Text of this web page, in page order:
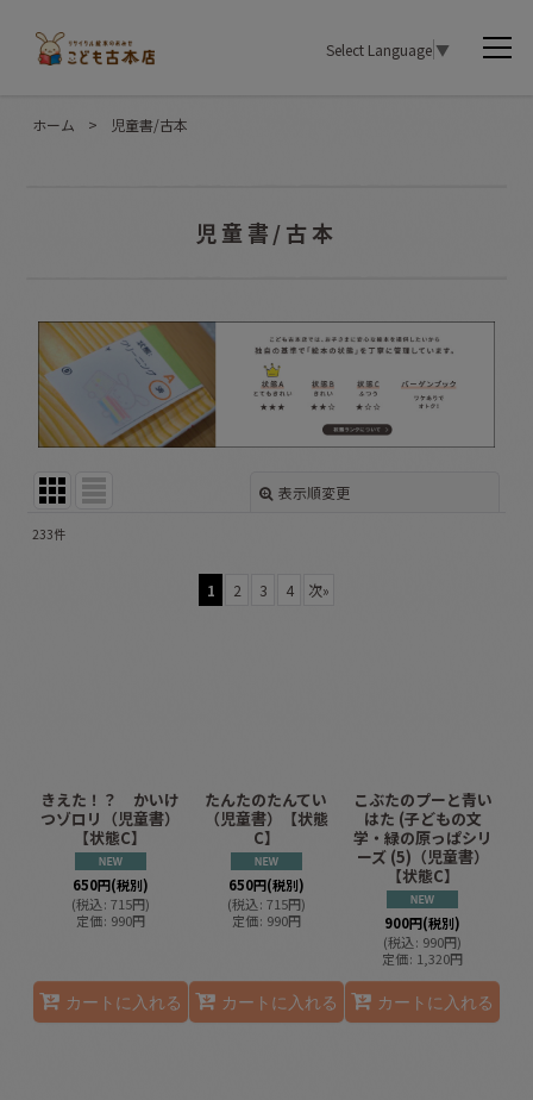
Select Language▼
ホーム > 児童書/古本
児童書/古本
表示順変更
233件
1 2 3 4 次»
きえた！？ かいけ
つゾロリ（児童書）
【状態C】
650円(税別)
(税込: 715円)
定価: 990円
カートに入れる
たんたのたんてい
（児童書）【状態
C】
650円(税別)
(税込: 715円)
定価: 990円
カートに入れる
こぶたのプーと青い
はた (子どもの文
学・緑の原っぱシリ
ーズ (5)（児童書）
【状態C】
900円(税別)
(税込: 990円)
定価: 1,320円
カートに入れる